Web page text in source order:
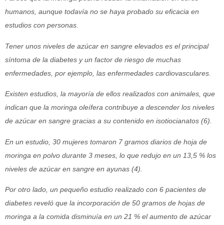
humanos, aunque todavía no se haya probado su eficacia en
estudios con personas.
Tener unos niveles de azúcar en sangre elevados es el principal
síntoma de la diabetes y un factor de riesgo de muchas
enfermedades, por ejemplo, las enfermedades cardiovasculares.
Existen estudios, la mayoría de ellos realizados con animales, que
indican que la moringa oleífera contribuye a descender los niveles
de azúcar en sangre gracias a su contenido en isotiocianatos (6).
En un estudio, 30 mujeres tomaron 7 gramos diarios de hoja de
moringa en polvo durante 3 meses, lo que redujo en un 13,5 % los
niveles de azúcar en sangre en ayunas (4).
Por otro lado, un pequeño estudio realizado con 6 pacientes de
diabetes reveló que la incorporación de 50 gramos de hojas de
moringa a la comida disminuía en un 21 % el aumento de azúcar